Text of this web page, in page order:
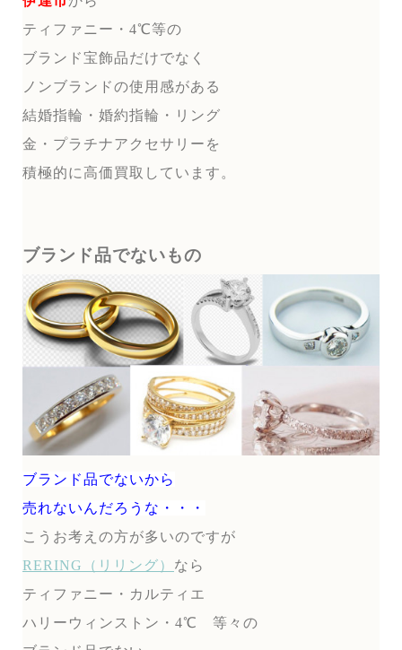
ティファニー・4℃等の
ブランド宝飾品だけでなく
ノンブランドの使用感がある
結婚指輪・婚約指輪・リング
金・プラチナアクセサリーを
積極的に高価買取しています。
ブランド品でないもの
ブランド品でないから
売れないんだろうな・・・
こうお考えの方が多いのですが
RERING（リリング） なら
ティファニー・カルティエ
ハリーウィンストン・4℃ 等々の